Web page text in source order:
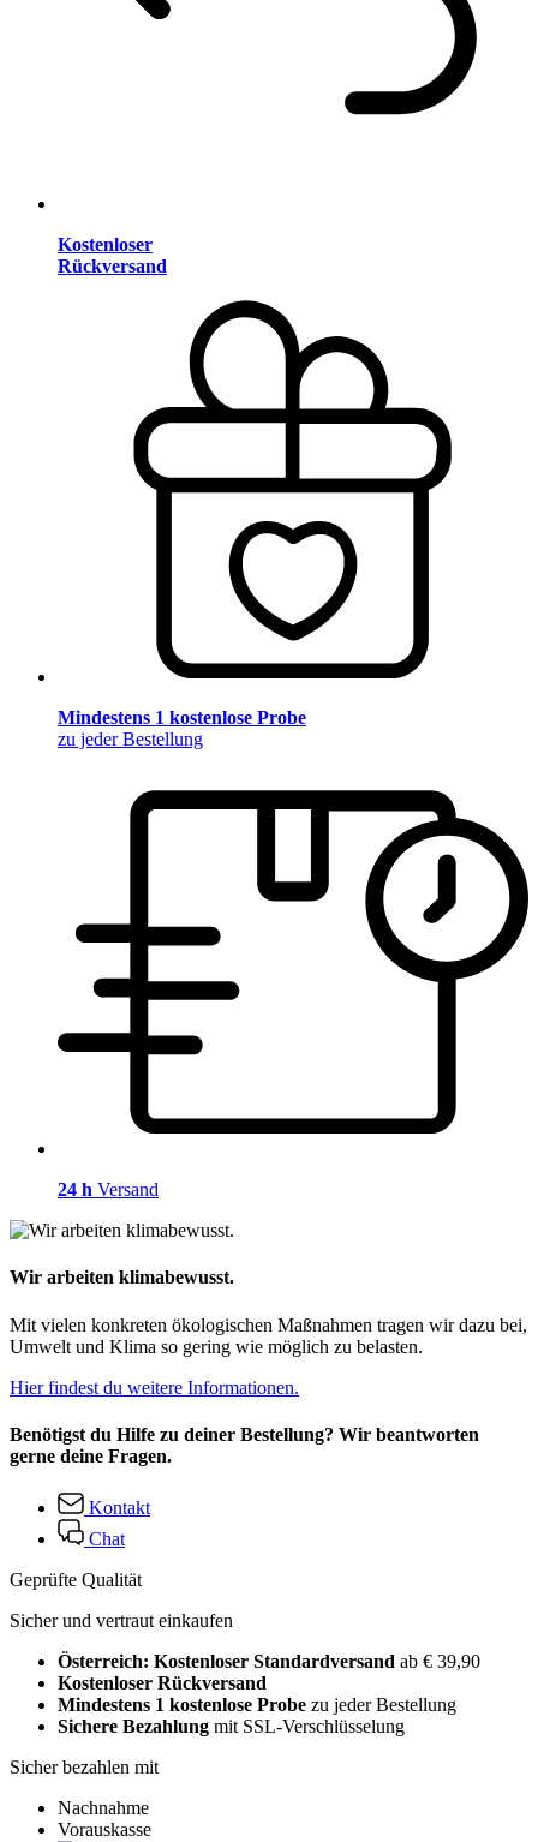
Kostenloser
Rückversand
Mindestens 1 kostenlose Probe
zu jeder Bestellung
24 h Versand
Wir arbeiten klimabewusst.
Mit vielen konkreten ökologischen Maßnahmen tragen wir dazu bei,
Umwelt und Klima so gering wie möglich zu belasten.
Hier findest du weitere Informationen.
Benötigst du Hilfe zu deiner Bestellung? Wir beantworten
gerne deine Fragen.
Kontakt
Chat
Geprüfte Qualität
Sicher und vertraut einkaufen
Österreich: Kostenloser Standardversand ab € 39,90
Kostenloser Rückversand
Mindestens 1 kostenlose Probe zu jeder Bestellung
Sichere Bezahlung mit SSL-Verschlüsselung
Sicher bezahlen mit
Nachnahme
Vorauskasse